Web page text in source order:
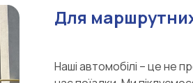
Для
Наші автомобілі – це не